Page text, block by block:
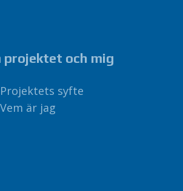
projektet och mig
Projektets syfte
Vem är jag